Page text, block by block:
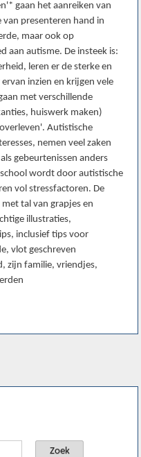
gaan het aanreiken van
presenteren hand in
maar ook op
aan autisme. De insteek is:
leren er de sterke en
inzien en krijgen vele
met verschillende
huiswerk maken)
Autistische
nemen veel zaken
gebeurtenissen anders
wordt door autistische
vol stressfactoren. De
tal van grapjes en
illustraties,
inclusief tips voor
vlot geschreven
zijn familie, vriendjes,